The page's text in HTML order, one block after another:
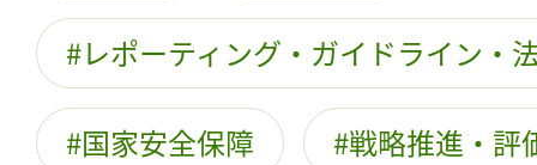
レポーティング・ガイドライン・
国家安全保障 戦略推進・評